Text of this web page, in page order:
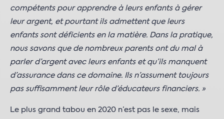
compétents pour apprendre à leurs enfants à gérer
leur argent, et pourtant ils admettent que leurs
enfants sont déficients en la matière. Dans la pratique,
nous savons que de nombreux parents ont du mal à
parler d’argent avec leurs enfants et qu’ils manquent
d’assurance dans ce domaine. Ils n’assument toujours
pas suffisamment leur rôle d’éducateurs financiers. »
Le plus grand tabou en 2020 n’est pas le sexe, mais